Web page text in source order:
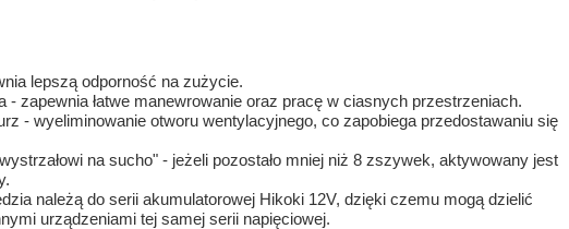
lepszą odporność na zużycie.
- zapewnia łatwe manewrowanie oraz pracę w ciasnych przestrzeniach.
- wyeliminowanie otworu wentylacyjnego, co zapobiega przedostawaniu się
na sucho" - jeżeli pozostało mniej niż 8 zszywek, aktywowany jest
należą do serii akumulatorowej Hikoki 12V, dzięki czemu mogą dzielić
urządzeniami tej samej serii napięciowej.